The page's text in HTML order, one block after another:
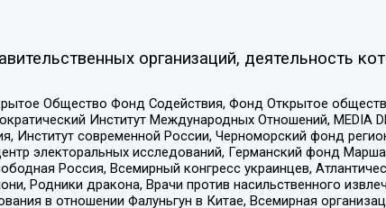
организаций, деятельность
Общество Фонд Содействия, Фонд Открытое
Институт Международных Отношений, MEDIA
Институт современной России, Черноморский фонд
электоральных исследований, Германский фонд
Россия, Всемирный конгресс украинцев,
Родники дракона, Врачи против насильственного
в отношении Фалуньгун в Китае, Всемирная